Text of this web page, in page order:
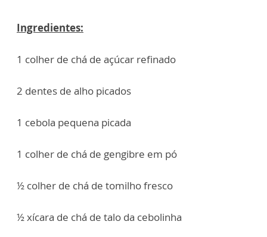
Ingredientes:
1 colher de chá de açúcar refinado
2 dentes de alho picados
1 cebola pequena picada
1 colher de chá de gengibre em pó
½ colher de chá de tomilho fresco
½ xícara de chá de talo da cebolinha